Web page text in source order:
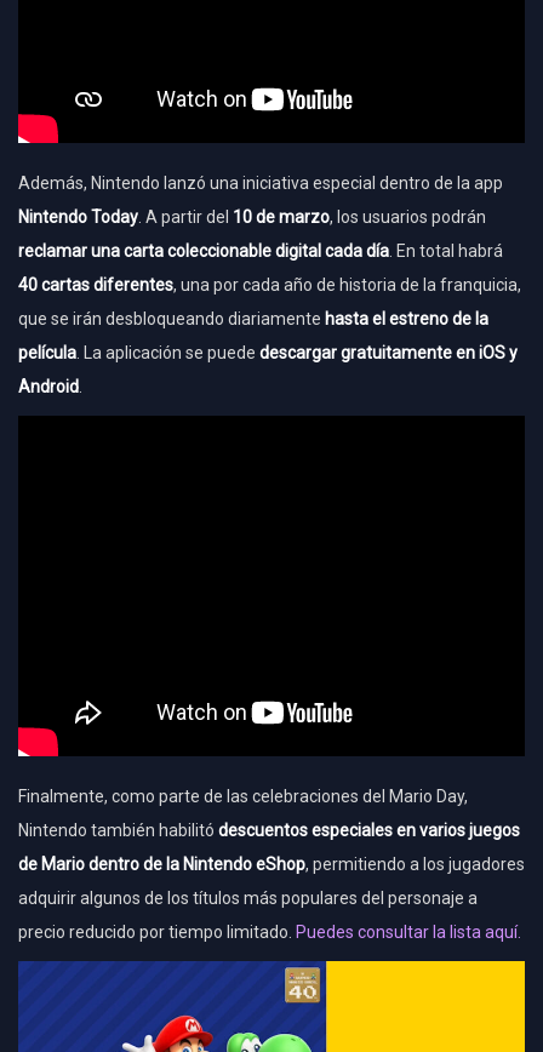
Además, Nintendo lanzó una iniciativa especial dentro de la app
Nintendo Today . A partir del 10 de marzo, los usuarios podrán
reclamar una carta coleccionable digital cada día . En total habrá
40 cartas diferentes, una por cada año de historia de la franquicia,
que se irán desbloqueando diariamente hasta el estreno de la
película . La aplicación se puede descargar gratuitamente en iOS y
Android
Finalmente, como parte de las celebraciones del Mario Day,
Nintendo también habilitó descuentos especiales en varios juegos
de Mario dentro de la Nintendo eShop, permitiendo a los jugadores
adquirir algunos de los títulos más populares del personaje a
precio reducido por tiempo limitado. Puedes consultar la lista aquí.